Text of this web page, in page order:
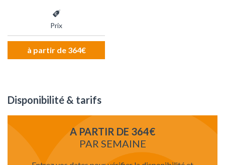
Prix
à partir de 364€
Disponibilité & tarifs
A PARTIR DE 364€
PAR SEMAINE